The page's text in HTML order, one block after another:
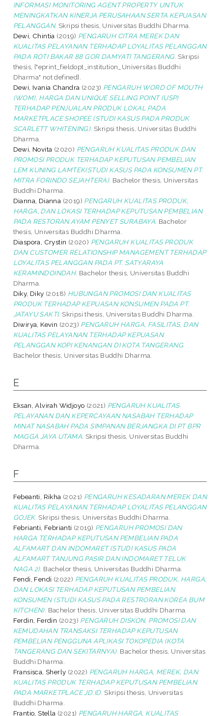
INFORMASI MONITORING AGENT PROPERTY UNTUK
MENINGKATKAN KINERJA PERUSAHAAN SERTA KEPUASAN
PELANGGAN. Skripsi thesis, Universitas Buddhi Dharma.
Dewi, Chintia (2019) PENGARUH CITRA MEREK DAN
KUALITAS PELAYANAN TERHADAP LOYALITAS PELANGGAN
PADA ROTI BAKAR 88 GOR DAMYATI TANGERANG. Skripsi
thesis, ["eprint_fieldopt_institution_Universitas Buddhi
Dharma" not defined].
Dewi, Ivania Chandra (2023) PENGARUH WORD OF MOUTH
(WOM), HARGA DAN UNIQUE SELLING POINT (USP)
TERHADAP PENJUALAN PRODUK LOKAL PADA
MARKETPLACE SHOPEE (STUDI KASUS PADA PRODUK
SCARLETT WHITENING). Skripsi thesis, Universitas Buddhi
Dharma.
Dewi, Novita (2020) PENGARUH KUALITAS PRODUK DAN
PROMOSI PRODUK TERHADAP KEPUTUSAN PEMBELIAN
LEM KUNING LAMTEK(STUDI KASUS PADA KONSUMEN PT.
MITRA FORINDO SEJAHTERA). Bachelor thesis, Universitas
Buddhi Dharma.
Dianna, Dianna (2019) PENGARUH KUALITAS PRODUK,
HARGA, DAN LOKASI TERHADAP KEPUTUSAN PEMBELIAN
PADA RESTORAN AYAM PENYET SURABAYA. Bachelor
thesis, Universitas Buddhi Dharma.
Diaspora, Crystin (2020) PENGARUH KUALITAS PRODUK
DAN CUSTOMER RELATIONSHIP MANAGEMENT TERHADAP
LOYALITAS PELANGGAN PADA PT. SATYARAYA
KERAMINDOINDAH. Bachelor thesis, Universitas Buddhi
Dharma.
Diky, Diky (2018) HUBUNGAN PROMOSI DAN KUALITAS
PRODUK TERHADAP KEPUASAN KONSUMEN PADA PT.
JATAYU SAKTI. Skripsi thesis, Universitas Buddhi Dharma.
Diwirya, Kevin (2023) PENGARUH HARGA, FASILITAS, DAN
KUALITAS PELAYANAN TERHADAP KEPUASAN
PELANGGAN KOPI KENANGAN DI KOTA TANGERANG.
Bachelor thesis, Universitas Buddhi Dharma.
E
Eksan, Alvirah Widjoyo (2021) PENGARUH KUALITAS
PELAYANAN DAN KEPERCAYAAN NASABAH TERHADAP
MINAT NASABAH PADA SIMPANAN BERJANGKA DI PT BPR
MAGGA JAYA UTAMA. Skripsi thesis, Universitas Buddhi
Dharma.
F
Febeanti, Rikha (2021) PENGARUH KESADARAN MEREK DAN
KUALITAS PELAYANAN TERHADAP LOYALITAS PELANGGAN
GOJEK. Skripsi thesis, Universitas Buddhi Dharma.
Febrianti, Febrianti (2019) PENGARUH PROMOSI DAN
HARGA TERHADAP KEPUTUSAN PEMBELIAN PADA
ALFAMART DAN INDOMARET (STUDI KASUS PADA
ALFAMART TANJUNG PASIR DAN INDOMARET TELUK
NAGA 2). Bachelor thesis, Universitas Buddhi Dharma.
Fendi, Fendi (2022) PENGARUH KUALITAS PRODUK, HARGA,
DAN LOKASI TERHADAP KEPUTUSAN PEMBELIAN
KONSUMEN (STUDI KASUS PADA RESTRORAN KOREA BUM
KITCHEN). Bachelor thesis, Universitas Buddhi Dharma.
Ferdin, Ferdin (2023) PENGARUH DISKON, PROMOSI DAN
KEMUDAHAN TRANSAKSI TERHADAP KEPUTUSAN
PEMBELIAN PENGGUNA APLIKASI TOKOPEDIA (KOTA
TANGERANG DAN SEKITARNYA). Bachelor thesis, Universitas
Buddhi Dharma.
Fransisca, Sherly (2022) PENGARUH HARGA, MEREK, DAN
KUALITAS PRODUK TERHADAP KEPUTUSAN PEMBELIAN
PADA MARKETPLACE JD.ID. Skripsi thesis, Universitas
Buddhi Dharma.
Frantio, Stella (2021) PENGARUH HARGA, KUALITAS